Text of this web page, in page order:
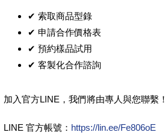
✔ 索取商品型錄
✔ 申請合作價格表
✔ 預約樣品試用
✔ 客製化合作諮詢
加入官方LINE，我們將由專人與您聯繫！
LINE 官方帳號： https://lin.ee/Fe806oE